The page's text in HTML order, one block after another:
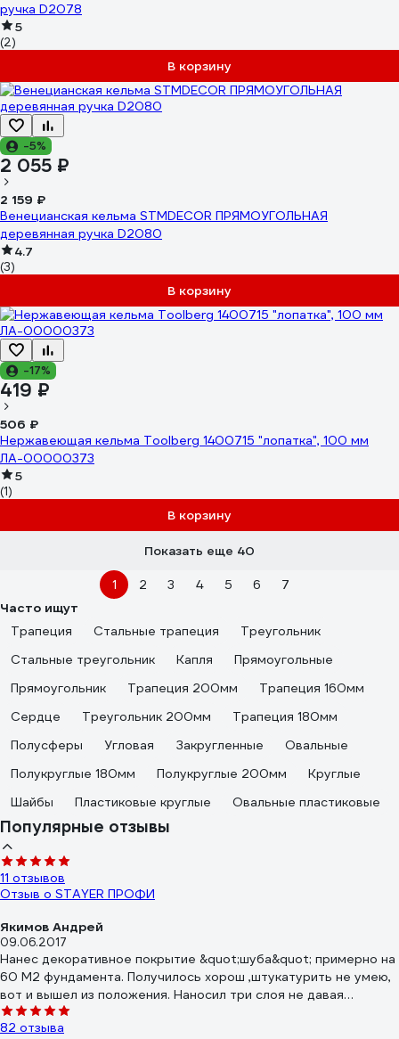
ручка D2078
5
(2)
В корзину
-5%
2 055 ₽
2 159 ₽
Венецианская кельма STMDECOR ПРЯМОУГОЛЬНАЯ
деревянная ручка D2080
4.7
(3)
В корзину
-17%
419 ₽
506 ₽
Нержавеющая кельма Toolberg 1400715 "лопатка", 100 мм
ЛА-00000373
5
(1)
В корзину
Показать еще 40
1 2 3 4 5 6
7
Часто ищут
Трапеция
Стальные трапеция
Треугольник
Стальные треугольник
Капля
Прямоугольные
Прямоугольник
Трапеция 200мм
Трапеция 160мм
Сердце
Треугольник 200мм
Трапеция 180мм
Полусферы
Угловая Закругленные
Овальные
Полукруглые 180мм
Полукруглые 200мм
Круглые
Шайбы
Пластиковые круглые Овальные пластиковые
Популярные отзывы
11 отзывов
Отзыв о STAYER ПРОФИ
Якимов Андрей
09.06.2017
Нанес декоративное покрытие &quot;шуба&quot; примерно на
60 М2 фундамента. Получилось хорош ,штукатурить не умею,
вот и вышел из положения. Наносил три слоя не давая
подсыхать предыдущим. Потом грунтовка глубокого
проникновения. Все держаться уже 4й год.
82 отзыва